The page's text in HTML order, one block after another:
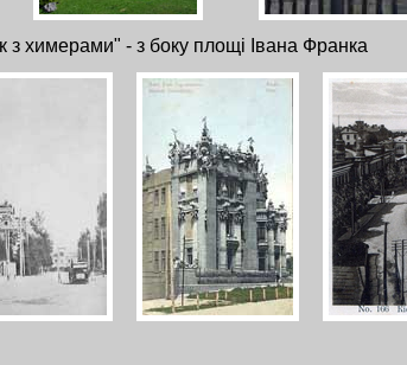
з химерами" - з боку площі Івана Франка